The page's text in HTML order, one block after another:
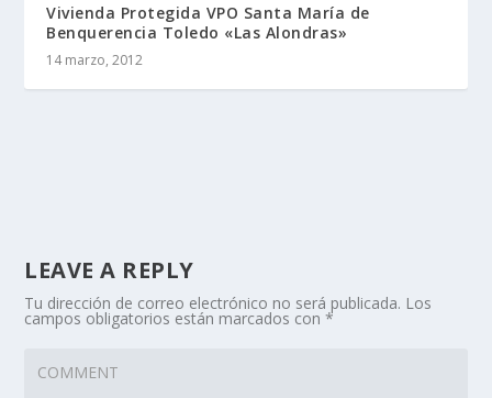
Vivienda Protegida VPO Santa María de
Benquerencia Toledo «Las Alondras»
14 marzo, 2012
LEAVE A REPLY
Tu dirección de correo electrónico no será publicada. Los
campos obligatorios están marcados con*